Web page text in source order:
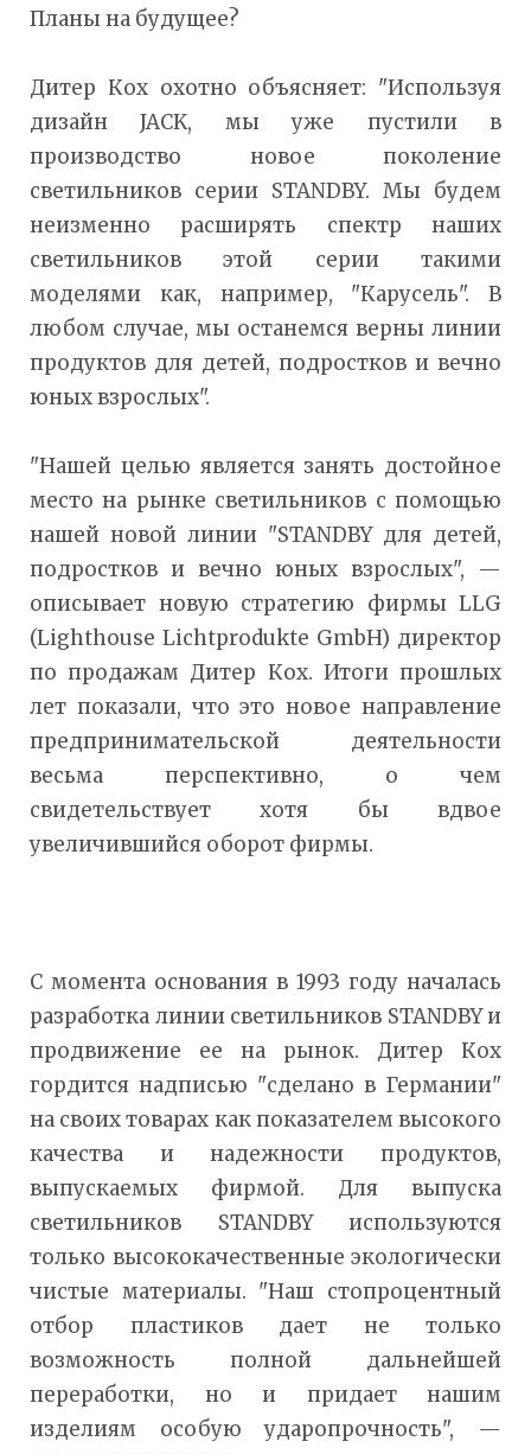
Планы на будущее?
Дитер Кох охотно объясняет: "Используя
дизайн JACK, мы уже пустили в
производство новое поколение
светильников серии STANDBY. Мы будем
неизменно расширять спектр наших
светильников этой серии такими
моделями как, например, "Карусель". В
любом случае, мы останемся верны линии
продуктов для детей, подростков и вечно
юных взрослых".
"Нашей целью является занять достойное
место на рынке светильников с помощью
нашей новой линии "STANDBY для детей,
подростков и вечно юных взрослых", —
описывает новую стратегию фирмы LLG
(Lighthouse Lichtprodukte GmbH) директор
по продажам Дитер Кох. Итоги прошлых
лет показали, что это новое направление
предпринимательской деятельности
весьма перспективно, о чем
свидетельствует хотя бы вдвое
увеличившийся оборот фирмы.
С момента основания в 1993 году началась
разработка линии светильников STANDBY и
продвижение ее на рынок. Дитер Кох
гордится надписью "сделано в Германии"
на своих товарах как показателем высокого
качества и надежности продуктов,
выпускаемых фирмой. Для выпуска
светильников STANDBY используются
только высококачественные экологически
чистые материалы. "Наш стопроцентный
отбор пластиков дает не только
возможность полной дальнейшей
переработки, но и придает нашим
изделиям особую ударопрочность", —